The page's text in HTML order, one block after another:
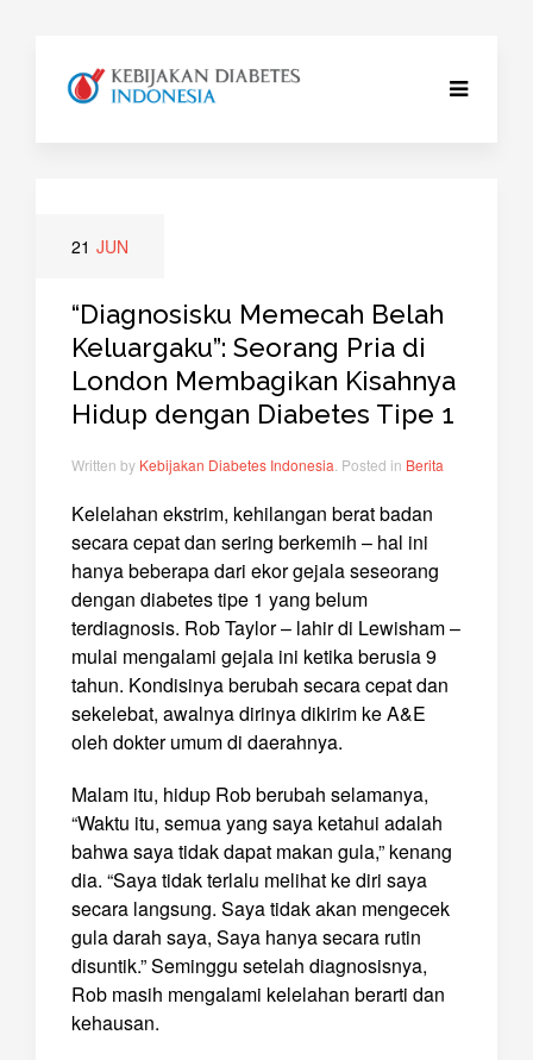
21 JUN
“Diagnosisku Memecah Belah
Keluargaku”: Seorang Pria di
London Membagikan Kisahnya
Hidup dengan Diabetes Tipe 1
Written by Kebijakan Diabetes Indonesia . Posted in Berita
Kelelahan ekstrim, kehilangan berat badan
secara cepat dan sering berkemih – hal ini
hanya beberapa dari ekor gejala seseorang
dengan diabetes tipe 1 yang belum
terdiagnosis. Rob Taylor – lahir di Lewisham –
mulai mengalami gejala ini ketika berusia 9
tahun. Kondisinya berubah secara cepat dan
sekelebat, awalnya dirinya dikirim ke A&E
oleh dokter umum di daerahnya.
Malam itu, hidup Rob berubah selamanya,
“Waktu itu, semua yang saya ketahui adalah
bahwa saya tidak dapat makan gula,” kenang
dia. “Saya tidak terlalu melihat ke diri saya
secara langsung. Saya tidak akan mengecek
gula darah saya, Saya hanya secara rutin
disuntik.” Seminggu setelah diagnosisnya,
Rob masih mengalami kelelahan berarti dan
kehausan.